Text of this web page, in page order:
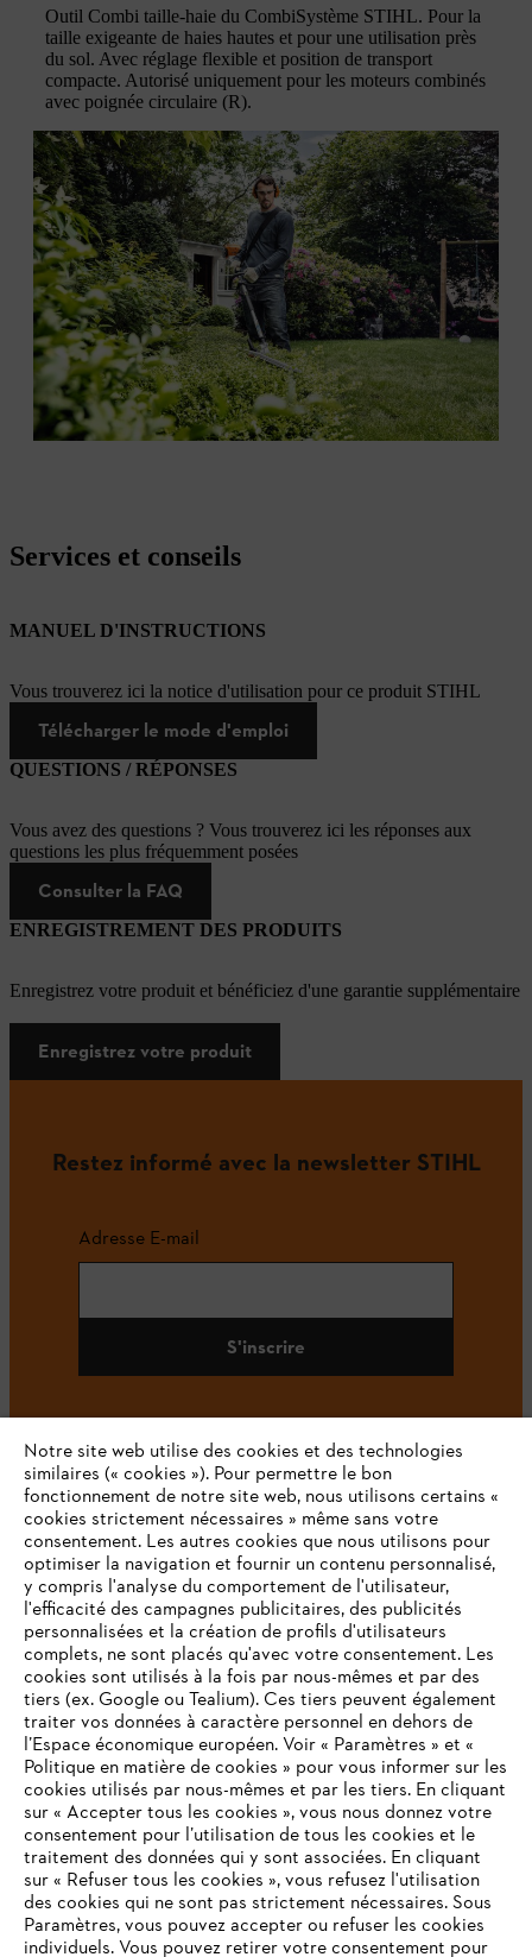
Outil Combi taille-haie du CombiSystème STIHL. Pour la
taille exigeante de haies hautes et pour une utilisation près
du sol. Avec réglage flexible et position de transport
compacte. Autorisé uniquement pour les moteurs combinés
avec poignée circulaire (R).
Services et conseils
MANUEL D'INSTRUCTIONS
Vous trouverez ici la notice d'utilisation pour ce produit STIHL
Télécharger le mode d'emploi
QUESTIONS / RÉPONSES
Vous avez des questions ? Vous trouverez ici les réponses aux
questions les plus fréquemment posées
Consulter la FAQ
ENREGISTREMENT DES PRODUITS
Enregistrez votre produit et bénéficiez d'une garantie supplémentaire
Enregistrez votre produit
Restez informé avec la newsletter STIHL
Adresse E-mail
S'inscrire
#STIHL
L'Entreprise
STIHL FAQ
Contact
VOTRE NAVIGATEUR INTERNET
N'EST PLUS PRIS EN CHARGE
Notre site web utilise des cookies et des technologies
similaires (« cookies »). Pour permettre le bon
fonctionnement de notre site web, nous utilisons certains «
cookies strictement nécessaires » même sans votre
consentement. Les autres cookies que nous utilisons pour
optimiser la navigation et fournir un contenu personnalisé,
y compris l'analyse du comportement de l'utilisateur,
l'efficacité des campagnes publicitaires, des publicités
personnalisées et la création de profils d'utilisateurs
complets, ne sont placés qu'avec votre consentement. Les
cookies sont utilisés à la fois par nous-mêmes et par des
tiers (ex. Google ou Tealium). Ces tiers peuvent également
traiter vos données à caractère personnel en dehors de
l’Espace économique européen. Voir « Paramètres » et «
Politique en matière de cookies » pour vous informer sur les
cookies utilisés par nous-mêmes et par les tiers. En cliquant
sur « Accepter tous les cookies », vous nous donnez votre
consentement pour l’utilisation de tous les cookies et le
traitement des données qui y sont associées. En cliquant
sur « Refuser tous les cookies », vous refusez l'utilisation
des cookies qui ne sont pas strictement nécessaires. Sous
Paramètres, vous pouvez accepter ou refuser les cookies
individuels. Vous pouvez retirer votre consentement pour